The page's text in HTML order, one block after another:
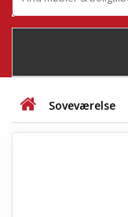
STUE
Soveværelse